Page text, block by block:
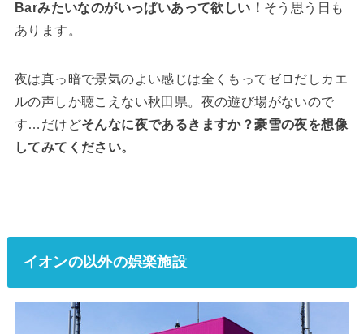
Barみたいなのがいっぱいあって欲しい！ そう思う日も
あります。
夜は真っ暗で景気のよい感じは全くもってゼロだしカエ
ルの声しか聴こえない秋田県。夜の遊び場がないので
す…だけどそんなに夜であるきますか？豪雪の夜を想像
してみてください。
イオンの以外の娯楽施設